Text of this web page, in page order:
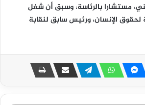
مستشارا بالرئاسة، وسبق أن شغل
الإنسان، ورئيس سابق لنقابة